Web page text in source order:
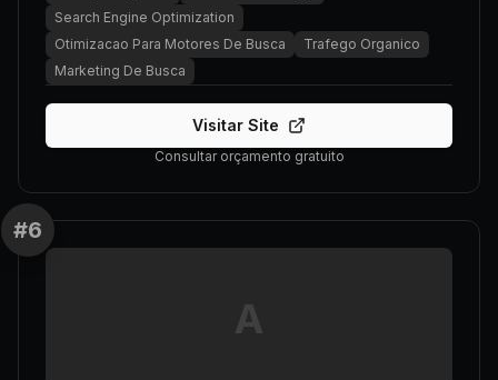
Search Engine Optimization
Otimizacao Para Motores De Busca
Trafego Organico
Marketing De Busca
Visitar Site
Consultar orçamento gratuito
#6
A